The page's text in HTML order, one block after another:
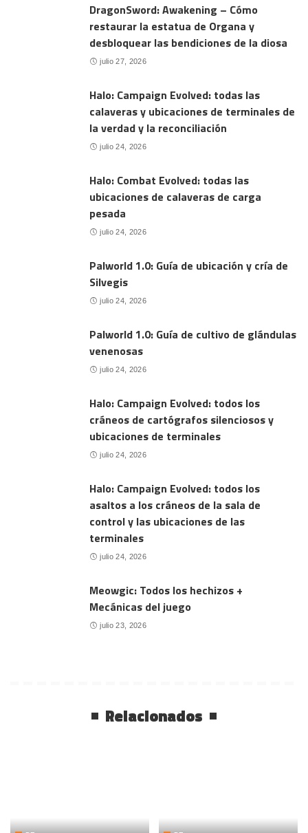
DragonSword: Awakening – Cómo
restaurar la estatua de Organa y
desbloquear las bendiciones de la diosa
julio 27, 2026
Halo: Campaign Evolved: todas las
calaveras y ubicaciones de terminales de
la verdad y la reconciliación
julio 24, 2026
Halo: Combat Evolved: todas las
ubicaciones de calaveras de carga
pesada
julio 24, 2026
Palworld 1.0: Guía de ubicación y cría de
Silvegis
julio 24, 2026
Palworld 1.0: Guía de cultivo de glándulas
venenosas
julio 24, 2026
Halo: Campaign Evolved: todos los
cráneos de cartógrafos silenciosos y
ubicaciones de terminales
julio 24, 2026
Halo: Campaign Evolved: todos los
asaltos a los cráneos de la sala de
control y las ubicaciones de las
terminales
julio 24, 2026
Meowgic: Todos los hechizos +
Mecánicas del juego
julio 23, 2026
Relacionados